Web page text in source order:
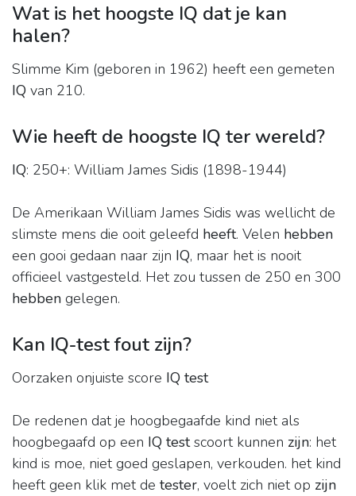
Wat is het hoogste IQ dat je kan
halen?
Slimme Kim (geboren in 1962) heeft een gemeten
IQ van 210.
Wie heeft de hoogste IQ ter wereld?
IQ: 250+: William James Sidis (1898-1944)
De Amerikaan William James Sidis was wellicht de
slimste mens die ooit geleefd heeft. Velen hebben
een gooi gedaan naar zijn IQ, maar het is nooit
officieel vastgesteld. Het zou tussen de 250 en 300
hebben gelegen.
Kan IQ-test fout zijn?
Oorzaken onjuiste score IQ test
De redenen dat je hoogbegaafde kind niet als
hoogbegaafd op een IQ testscoort kunnen zijn: het
kind is moe, niet goed geslapen, verkouden. het kind
heeft geen klik met de tester, voelt zich niet op zijn